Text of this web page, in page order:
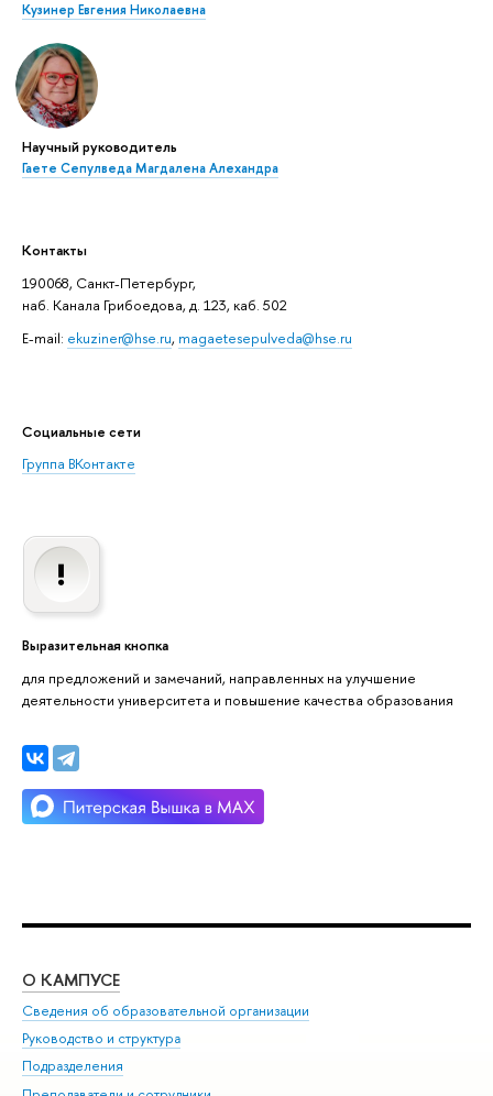
Кузинер Евгения Николаевна
Научный руководитель
Гаете Сепулведа Магдалена Алехандра
Контакты
190068, Санкт-Петербург,
наб. Канала Грибоедова, д. 123, каб. 502
E-mail: ekuziner@hse.ru, magaetesepulveda@hse.ru
Социальные сети
Группа ВКонтакте
Выразительная кнопка
для предложений и замечаний, направленных на улучшение
деятельности университета и повышение качества образования
О КАМПУСЕ
Сведения об образовательной организации
Руководство и структура
Подразделения